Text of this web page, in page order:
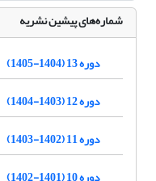
شماره‌های پیشین نشریه
دوره 13 (1404-1405)
دوره 12 (1403-1404)
دوره 11 (1402-1403)